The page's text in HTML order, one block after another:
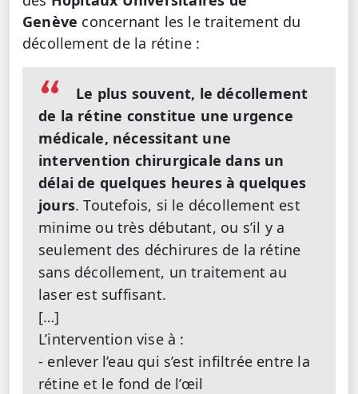
Genève concernant les le traitement du
décollement de la rétine :
Le plus souvent, le décollement
de la rétine constitue une urgence
médicale, nécessitant une
intervention chirurgicale dans un
délai de quelques heures à quelques
jours. Toutefois, si le décollement est
minime ou très débutant, ou s’il y a
seulement des déchirures de la rétine
sans décollement, un traitement au
laser est suffisant.
[…]
L’intervention vise à :
- enlever l’eau qui s’est infiltrée entre la
rétine et le fond de l’œil